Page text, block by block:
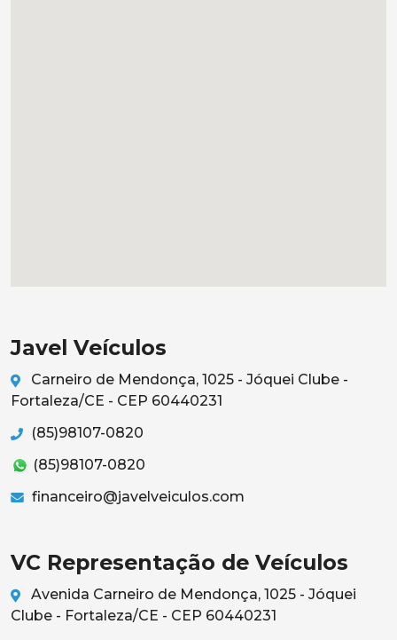
Javel Veículos
Carneiro de Mendonça, 1025 - Jóquei Clube -
Fortaleza/CE - CEP 60440231
(85)98107-0820
(85)98107-0820
financeiro@javelveiculos.com
VC Representação de Veículos
Avenida Carneiro de Mendonça, 1025 - Jóquei
Clube - Fortaleza/CE - CEP 60440231